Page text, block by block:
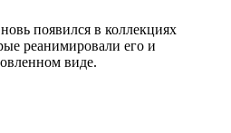
появился в коллекциях
реанимировали его и
виде.